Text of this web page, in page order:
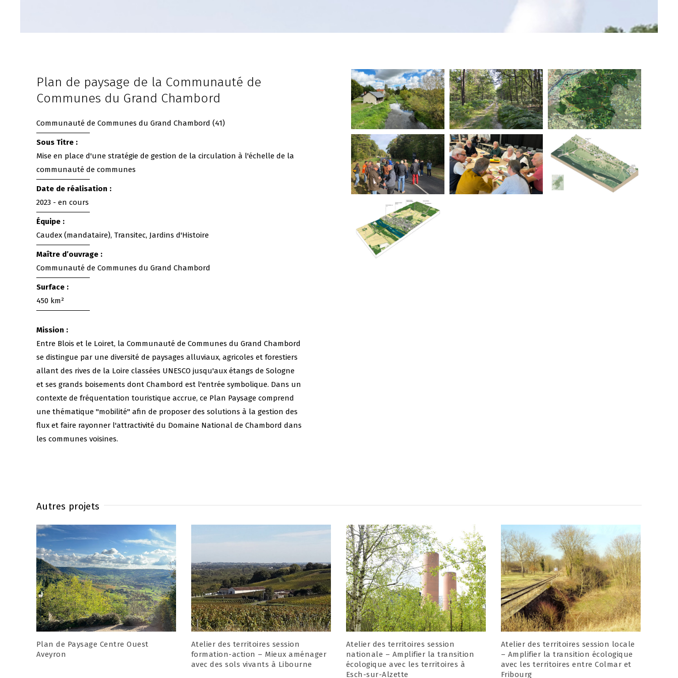
Plan de paysage de la Communauté de
Communes du Grand Chambord
Communauté de Communes du Grand Chambord (41)
Sous Titre :
Mise en place d'une stratégie de gestion de la circulation à l'échelle de la
communauté de communes
Date de réalisation :
2023 - en cours
Équipe :
Caudex (mandataire), Transitec, Jardins d'Histoire
Maître d’ouvrage :
Communauté de Communes du Grand Chambord
Surface :
450 km²
Mission :
Entre Blois et le Loiret, la Communauté de Communes du Grand Chambord
se distingue par une diversité de paysages alluviaux, agricoles et forestiers
allant des rives de la Loire classées UNESCO jusqu'aux étangs de Sologne
et ses grands boisements dont Chambord est l'entrée symbolique. Dans un
contexte de fréquentation touristique accrue, ce Plan Paysage comprend
une thématique "mobilité" afin de proposer des solutions à la gestion des
flux et faire rayonner l'attractivité du Domaine National de Chambord dans
les communes voisines.
Autres projets
Plan de Paysage Centre Ouest
Aveyron
Atelier des territoires session
formation-action – Mieux aménager
avec des sols vivants à Libourne
Atelier des territoires session
nationale – Amplifier la transition
écologique avec les territoires à
Esch-sur-Alzette
Atelier des territoires session locale
– Amplifier la transition écologique
avec les territoires entre Colmar et
Fribourg